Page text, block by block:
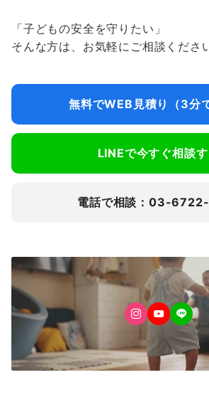
「子どもの安全を守りたい」
そんな方は、お気軽にご相談くださ
無料でWEB見積り（3分
LINEで今すぐ相談す
電話で相談：03-